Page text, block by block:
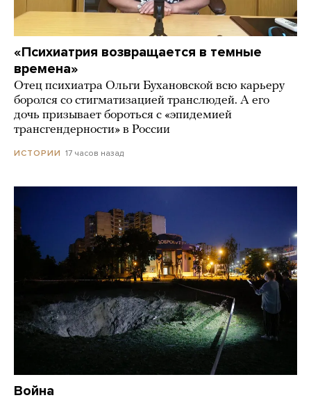
«Психиатрия возвращается в темные
времена»
Отец психиатра Ольги Бухановской всю карьеру
боролся со стигматизацией транслюдей. А его
дочь призывает бороться с «эпидемией
трансгендерности» в России
ИСТОРИИ 17 часов назад
Война